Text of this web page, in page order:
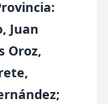
Juan
Oroz,